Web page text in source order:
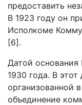
предоставить
В 1923 году он
Исполкоме
[6].
Датой основания
1930 года. В
организованной
объединение